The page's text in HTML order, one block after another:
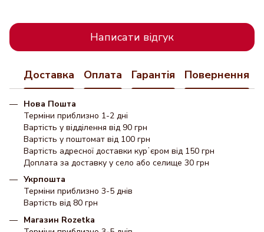
Написати відгук
Доставка Оплата Гарантія Повернення
Нова Пошта
Терміни приблизно 1-2 дні
Вартість у відділення від 90 грн
Вартість у поштомат від 100 грн
Вартість адресної доставки курʼєром від 150 грн
Доплата за доставку у село або селище 30 грн
Укрпошта
Терміни приблизно 3-5 днів
Вартість від 80 грн
Магазин Rozetka